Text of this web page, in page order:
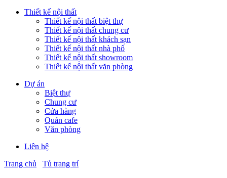
Thiết kế nội thất
Thiết kế nội thất biệt thự
Thiết kế nội thất chung cư
Thiết kế nội thất khách sạn
Thiết kế nội thất nhà phố
Thiết kế nội thất showroom
Thiết kế nội thất văn phòng
Dự án
Biệt thự
Chung cư
Cửa hàng
Quán cafe
Văn phòng
Liên hệ
Trang chủ
Tủ trang trí